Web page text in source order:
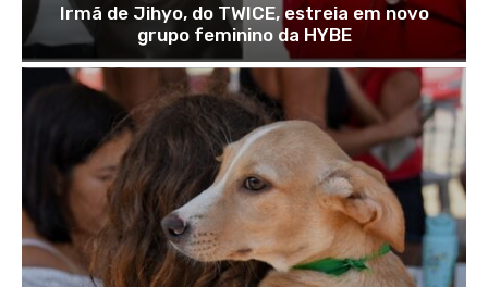
Irmã de Jihyo, do TWICE, estreia em novo
grupo feminino da HYBE